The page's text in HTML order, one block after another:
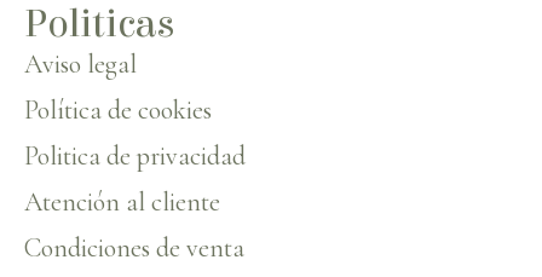
Politicas
Aviso legal
Política de cookies
Politica de privacidad
Atención al cliente
Condiciones de venta